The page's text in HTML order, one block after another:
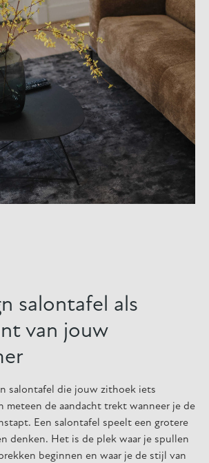
wij je ergens mee
wij je ergens mee
salontafel als
van jouw
salontafel die jouw zithoek iets
meteen de aandacht trekt wanneer je de
Een salontafel speelt een grotere
denken. Het is de plek waar je spullen
beginnen en waar je de stijl van